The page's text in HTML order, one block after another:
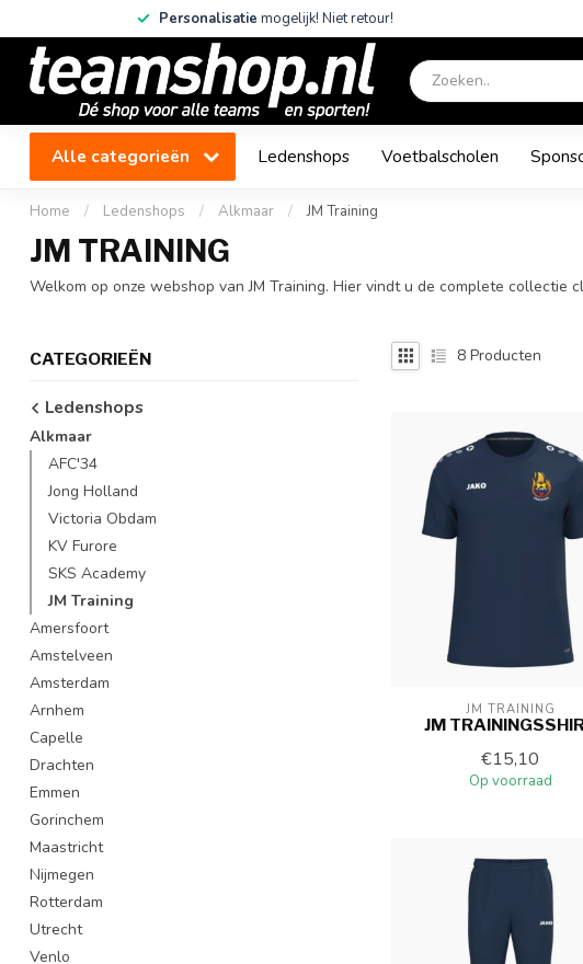
Personalisatie mogelijk! Niet retour!
Alle categorieën Ledenshops Voetbalscholen
Home / Ledenshops / Alkmaar / JM Training
JM TRAINING
Welkom op onze webshop van JM Training. Hier vindt u de complete
CATEGORIEËN
Ledenshops
Alkmaar
AFC'34
Jong Holland
Victoria Obdam
KV Furore
SKS Academy
JM Training
Amersfoort
Amstelveen
Amsterdam
Arnhem
Capelle
Drachten
Emmen
Gorinchem
Maastricht
Nijmegen
Rotterdam
Utrecht
Venlo
8 Producten
JM TRAINING
JM
€15,10
Op voorraad